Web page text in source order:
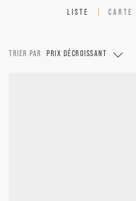
LISTE CARTE
TRIER PAR PRIX DÉCROISSANT